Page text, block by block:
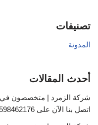
تصنيفات
المدونة
أحدث المقالات
شركة الزمرد | متخصصون
اتصل بنا الآن على 0598462176